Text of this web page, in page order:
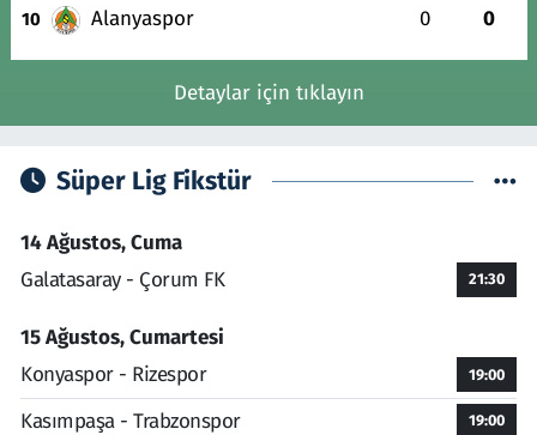
10 Alanyaspor 0 0
Detaylar için tıklayın
Süper Lig Fikstür
14 Ağustos, Cuma
Galatasaray - Çorum FK
21:30
15 Ağustos, Cumartesi
Konyaspor - Rizespor
19:00
Kasımpaşa - Trabzonspor 19:00